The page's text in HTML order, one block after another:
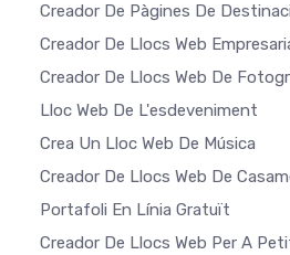
Creador De Pàgines De
Creador De Llocs Web
Creador De Llocs Web De
Lloc Web De L'esdeveniment
Crea Un Lloc Web De Música
Creador De Llocs Web De
Portafoli En Línia Gratuït
Creador De Llocs Web Per A